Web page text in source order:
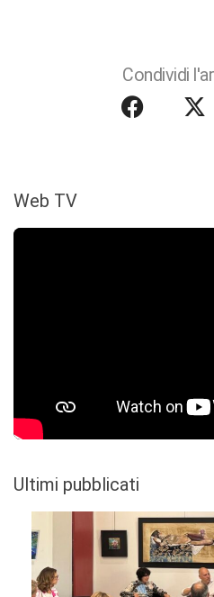
Condividi
Web TV
Ultimi pubblicati